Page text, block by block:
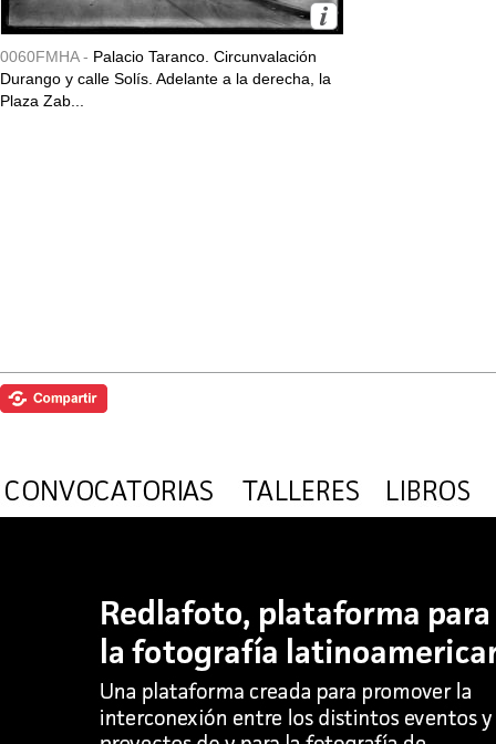
0060FMHA - Palacio Taranco. Circunvalación
Durango y calle Solís. Adelante a la derecha, la
Plaza Zab...